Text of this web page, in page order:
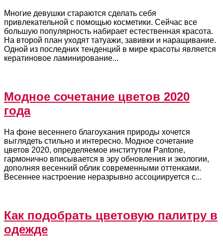
Многие девушки стараются сделать себя
привлекательной с помощью косметики. Сейчас все
большую популярность набирает естественная красота.
На второй план уходят татуажи, завивки и наращивание.
Одной из последних тенденций в мире красоты является
кератиновое ламинирование...
Модное сочетание цветов 2020
года
На фоне весеннего благоухания природы хочется
выглядеть стильно и интересно. Модное сочетание
цветов 2020, определяемое институтом Pantone,
гармонично вписывается в эру обновления и экологии,
дополняя весенний облик современными оттенками.
Весеннее настроение неразрывно ассоциируется с...
Как подобрать цветовую палитру в
одежде